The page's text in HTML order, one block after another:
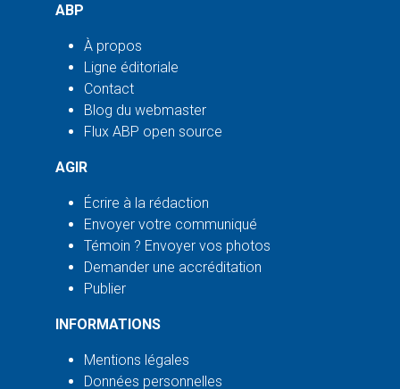
ABP
À propos
Ligne éditoriale
Contact
Blog du webmaster
Flux ABP open source
AGIR
Écrire à la rédaction
Envoyer votre communiqué
Témoin ? Envoyer vos photos
Demander une accréditation
Publier
INFORMATIONS
Mentions légales
Données personnelles